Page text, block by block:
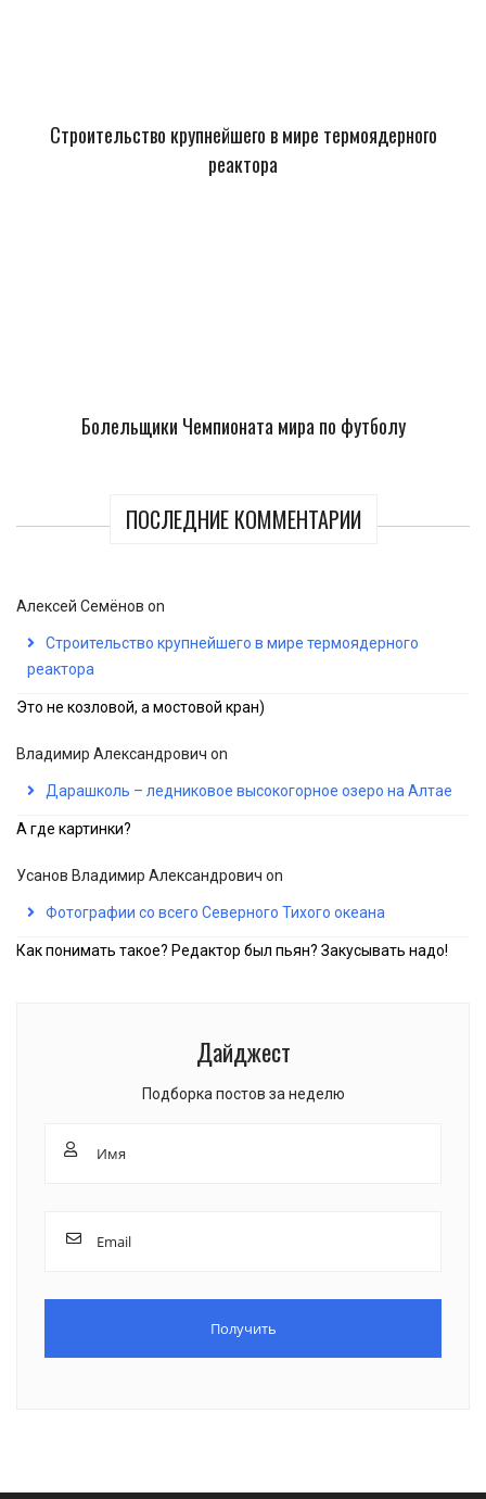
Строительство крупнейшего в мире термоядерного
реактора
Болельщики Чемпионата мира по футболу
ПОСЛЕДНИЕ КОММЕНТАРИИ
Алексей Семёнов on
Строительство крупнейшего в мире термоядерного
реактора
Это не козловой, а мостовой кран)
Владимир Александрович on
Дарашколь – ледниковое высокогорное озеро на Алтае
А где картинки?
Усанов Владимир Александрович on
Фотографии со всего Северного Тихого океана
Как понимать такое? Редактор был пьян? Закусывать надо!
Дайджест
Подборка постов за неделю